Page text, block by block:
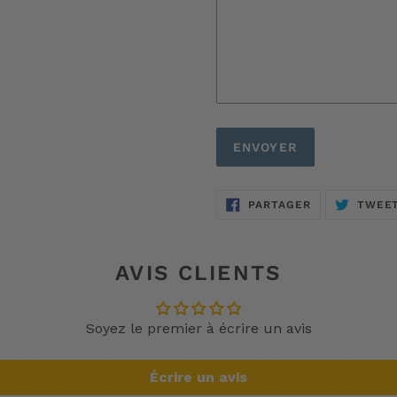
PARTAGERPARTAGER
AVIS CLIENTS
Soyez le premier à écrire un avis
Écrire un avis